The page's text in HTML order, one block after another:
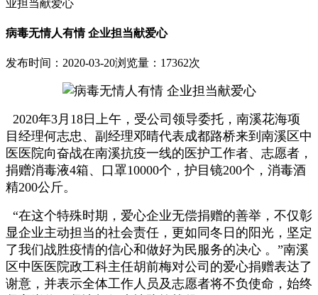
业担当献爱心
病毒无情人有情 企业担当献爱心
发布时间：2020-03-20浏览量：17362次
2020年3月18日上午，受公司领导委托，南溪花海项
目经理何志忠、副经理邓晴代表成都路桥来到南溪区中
医医院向奋战在南溪抗疫一线的医护工作者、志愿者，
捐赠消毒液4箱、口罩10000个，护目镜200个，消毒酒
精200公斤。
“在这个特殊时期，爱心企业无偿捐赠的善举，不仅彰
显企业主动担当的社会责任，更如同冬日的阳光，坚定
了我们战胜疫情的信心和做好为民服务的决心 。”南溪
区中医医院政工科主任胡前梅对公司的爱心捐赠表达了
谢意，并表示全体工作人员及志愿者将不负使命，始终